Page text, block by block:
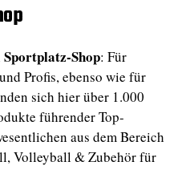
Sportplatz-Shop: Für
Profis, ebenso wie für
sich hier über 1.000
führender Top-
aus dem Bereich
Volleyball & Zubehör für